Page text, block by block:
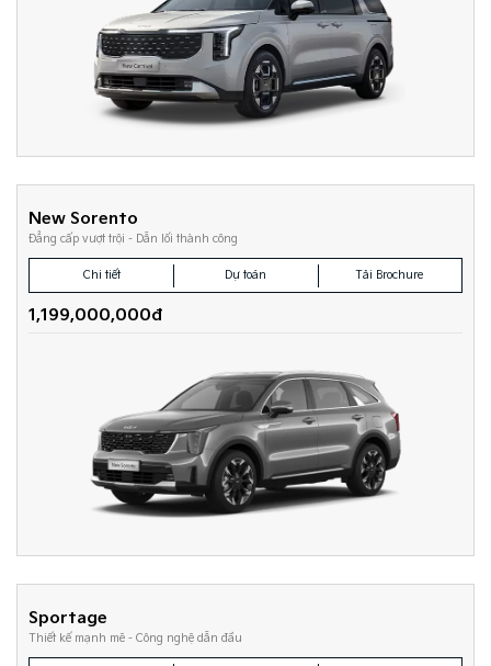
New Sorento
Đẳng cấp vượt trội - Dẫn lối thành công
Chi tiết Dự toán Tải Brochure
1,199,000,000đ
Sportage
Thiết kế mạnh mẽ - Công nghệ dẫn đầu